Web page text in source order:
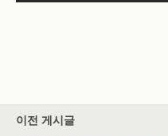
이전 게시글